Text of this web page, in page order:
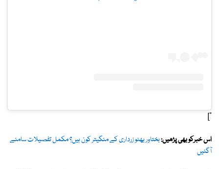
"]
اس خبرکو بھی پڑھیں:بختاور بھٹو زرداری کے منگیتر کون ہیں؟ مکمل تفصیلات سامنے
آگئیں